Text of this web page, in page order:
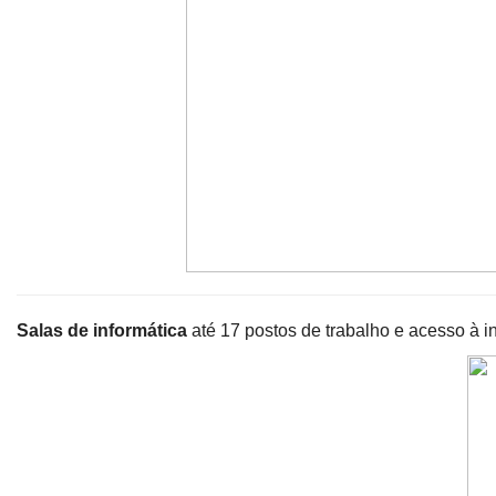
Salas de informática até 17 postos de trabalho e acesso à